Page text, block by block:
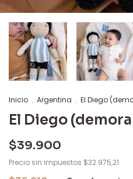
Inicio . Argentina . El Diego
El Diego
$39.900
Precio sin impuestos $32.975,21